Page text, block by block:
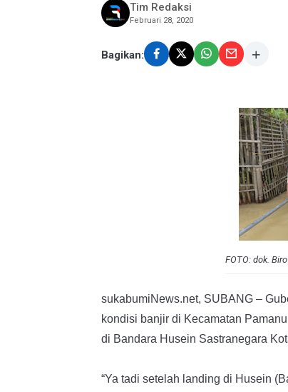
Tim Redaksi
Februari 28, 2020
Bagikan:
FOTO: dok.
sukabumiNews.net, SUBANG –
kondisi banjir di Kecamatan
di Bandara Husein Sastranegara
“Ya tadi setelah landing di Husein